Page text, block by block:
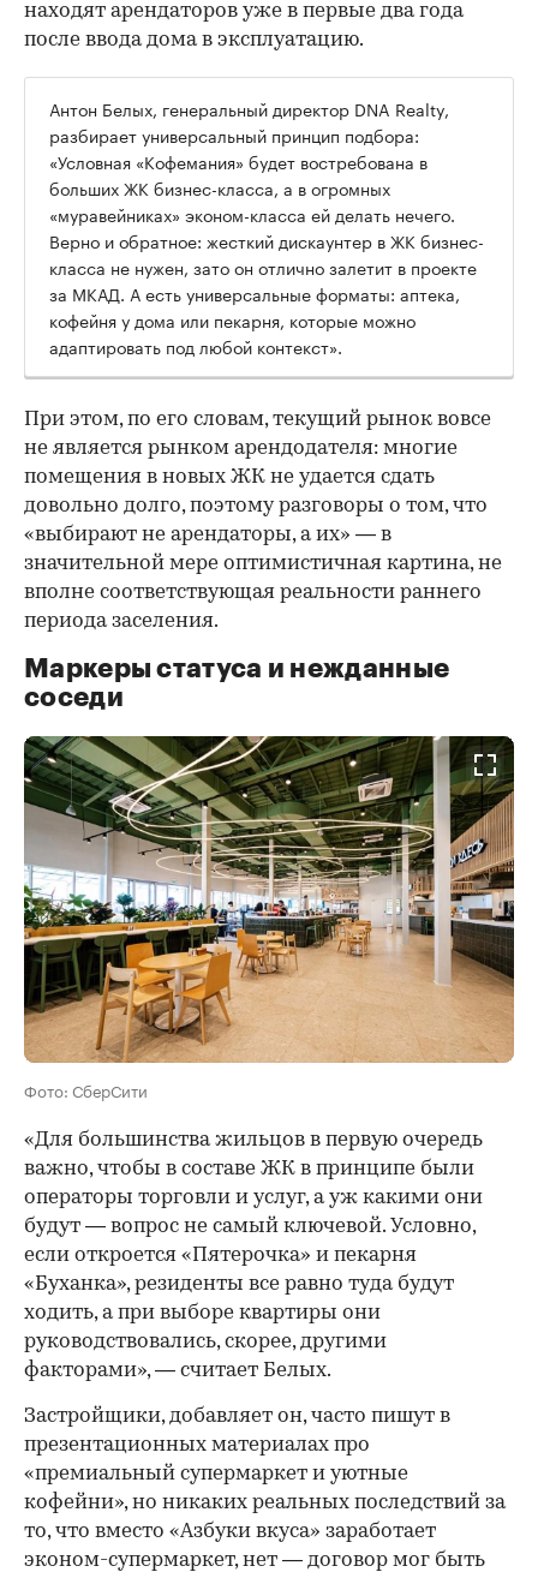
находят арендаторов уже в первые два года
после ввода дома в эксплуатацию.
Антон Белых, генеральный директор DNA Realty,
разбирает универсальный принцип подбора:
«Условная «Кофемания» будет востребована в
больших ЖК бизнес-класса, а в огромных
«муравейниках» эконом-класса ей делать нечего.
Верно и обратное: жесткий дискаунтер в ЖК бизнес-
класса не нужен, зато он отлично залетит в проекте
за МКАД. А есть универсальные форматы: аптека,
кофейня у дома или пекарня, которые можно
адаптировать под любой контекст».
При этом, по его словам, текущий рынок вовсе
не является рынком арендодателя: многие
помещения в новых ЖК не удается сдать
довольно долго, поэтому разговоры о том, что
«выбирают не арендаторы, а их» — в
значительной мере оптимистичная картина, не
вполне соответствующая реальности раннего
периода заселения.
Маркеры статуса и нежданные
соседи
Фото: СберСити
«Для большинства жильцов в первую очередь
важно, чтобы в составе ЖК в принципе были
операторы торговли и услуг, а уж какими они
будут — вопрос не самый ключевой. Условно,
если откроется «Пятерочка» и пекарня
«Буханка», резиденты все равно туда будут
ходить, а при выборе квартиры они
руководствовались, скорее, другими
факторами», — считает Белых.
Застройщики, добавляет он, часто пишут в
презентационных материалах про
«премиальный супермаркет и уютные
кофейни», но никаких реальных последствий за
то, что вместо «Азбуки вкуса» заработает
эконом-супермаркет, нет — договор мог быть